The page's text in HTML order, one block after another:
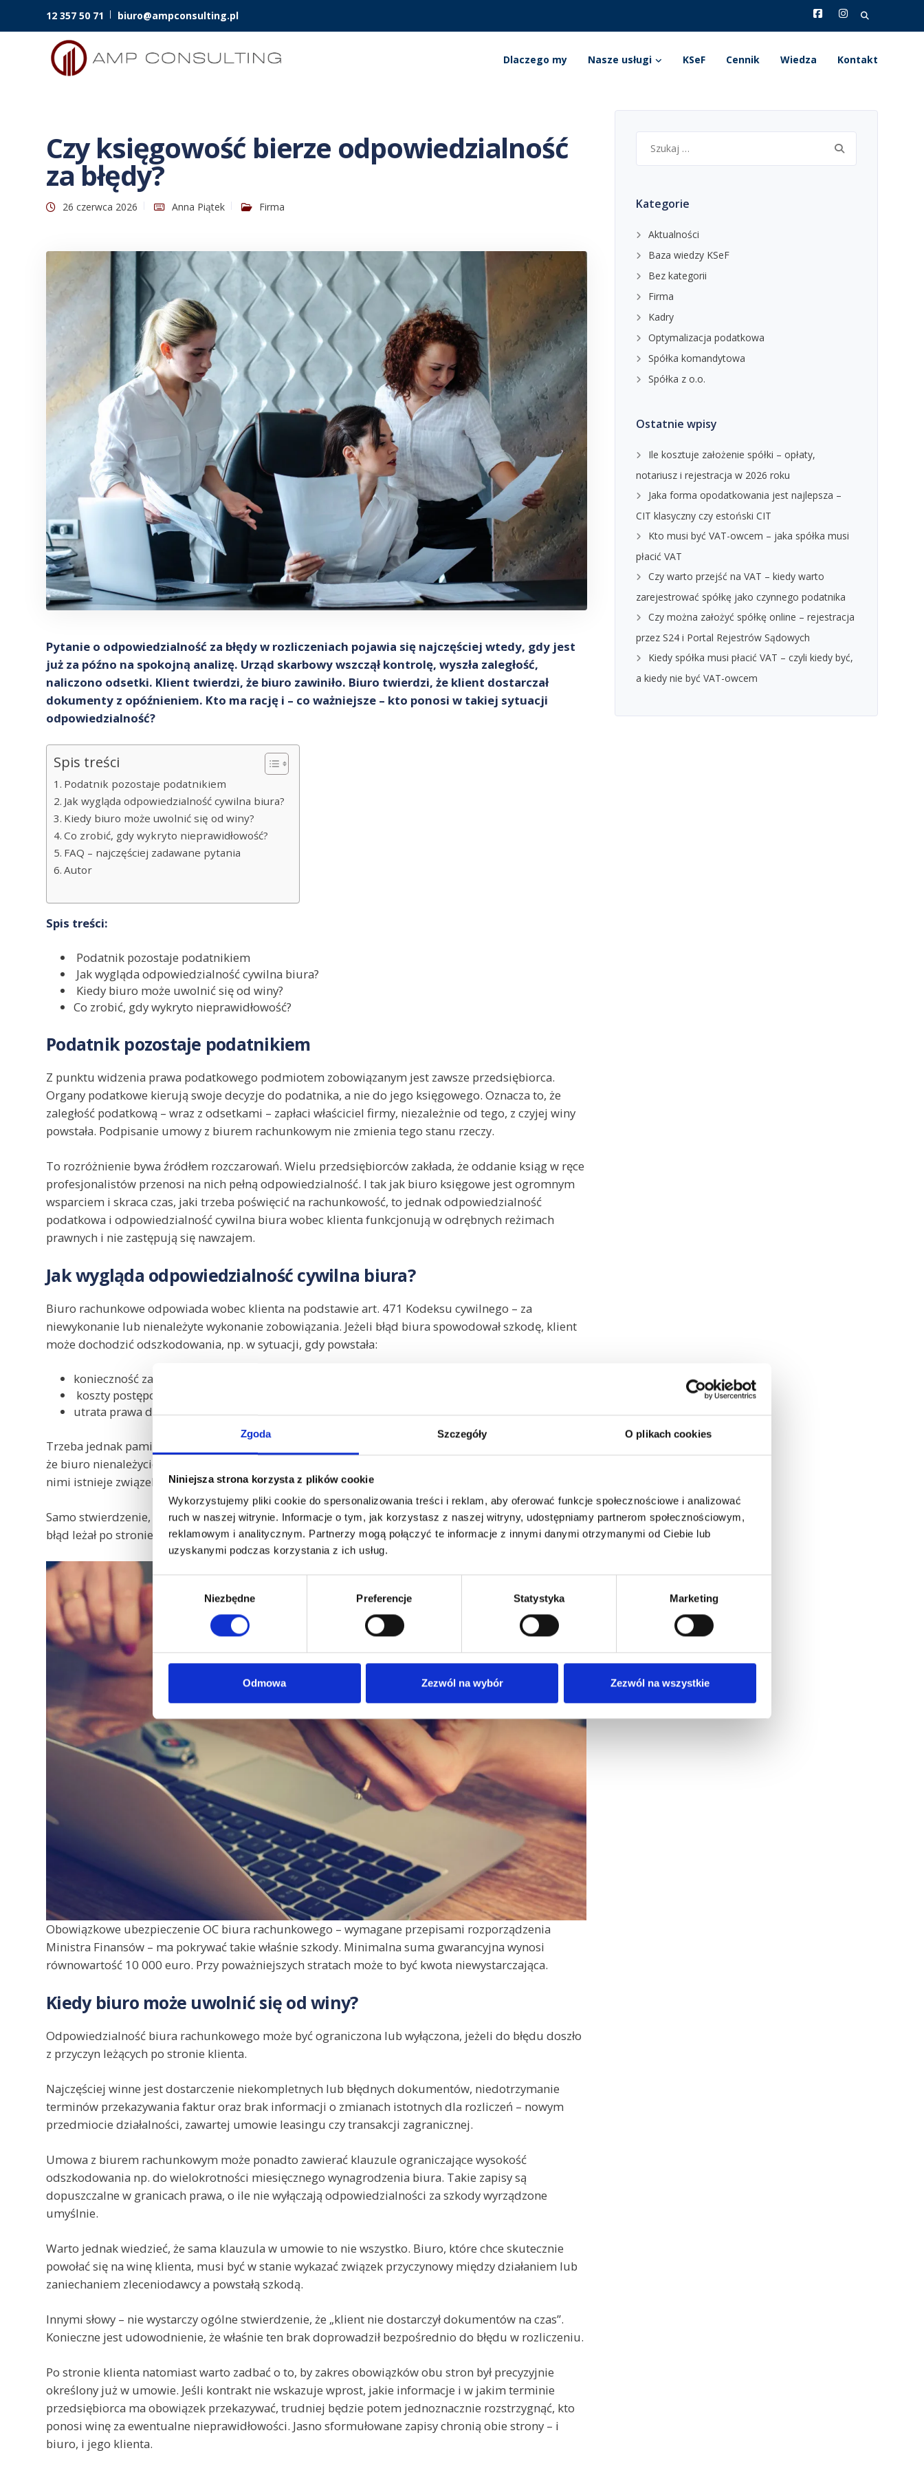
Zgoda Szczegóły O plikach cookies
Niniejsza strona korzysta z plików cookie
Wykorzystujemy pliki cookie do spersonalizowania treści i reklam, aby oferować funkcje społecznościowe i analizować
ruch w naszej witrynie. Informacje o tym, jak korzystasz z naszej witryny, udostępniamy partnerom społecznościowym,
reklamowym i analitycznym. Partnerzy mogą połączyć te informacje z innymi danymi otrzymanymi od Ciebie lub
uzyskanymi podczas korzystania z ich usług.
Wybór
zgody
Niezbędne Preferencje Statystyka Marketing
Odmowa Zezwól na wybór Zezwól na wszystkie
Search
12 357 50 71 biuro@ampconsulting.pl
Dlaczego my Nasze usługi KSeF Cennik Wiedza Kontakt
Czy księgowość bierze odpowiedzialność
za błędy?
26 czerwca 2026 Anna Piątek Firma
Pytanie o odpowiedzialność za błędy w rozliczeniach pojawia się najczęściej wtedy, gdy jest
już za późno na spokojną analizę. Urząd skarbowy wszczął kontrolę, wyszła zaległość,
naliczono odsetki. Klient twierdzi, że biuro zawiniło. Biuro twierdzi, że klient dostarczał
dokumenty z opóźnieniem. Kto ma rację i – co ważniejsze – kto ponosi w takiej sytuacji
odpowiedzialność?
Spis treści
Podatnik pozostaje podatnikiem
Jak wygląda odpowiedzialność cywilna biura?
Kiedy biuro może uwolnić się od winy?
Co zrobić, gdy wykryto nieprawidłowość?
FAQ – najczęściej zadawane pytania
Autor
Spis treści:
Podatnik pozostaje podatnikiem
Jak wygląda odpowiedzialność cywilna biura?
Kiedy biuro może uwolnić się od winy?
Co zrobić, gdy wykryto nieprawidłowość?
Podatnik pozostaje podatnikiem
Z punktu widzenia prawa podatkowego podmiotem zobowiązanym jest zawsze przedsiębiorca.
Organy podatkowe kierują swoje decyzje do podatnika, a nie do jego księgowego. Oznacza to, że
zaległość podatkową – wraz z odsetkami – zapłaci właściciel firmy, niezależnie od tego, z czyjej winy
powstała. Podpisanie umowy z biurem rachunkowym nie zmienia tego stanu rzeczy.
To rozróżnienie bywa źródłem rozczarowań. Wielu przedsiębiorców zakłada, że oddanie ksiąg w ręce
profesjonalistów przenosi na nich pełną odpowiedzialność. I tak jak biuro księgowe jest ogromnym
wsparciem i skraca czas, jaki trzeba poświęcić na rachunkowość, to jednak odpowiedzialność
podatkowa i odpowiedzialność cywilna biura wobec klienta funkcjonują w odrębnych reżimach
prawnych i nie zastępują się nawzajem.
Jak wygląda odpowiedzialność cywilna biura?
Biuro rachunkowe odpowiada wobec klienta na podstawie art. 471 Kodeksu cywilnego – za
niewykonanie lub nienależyte wykonanie zobowiązania. Jeżeli błąd biura spowodował szkodę, klient
może dochodzić odszkodowania, np. w sytuacji, gdy powstała:
konieczność zapłaty odsetek od zaległości podatkowej,
koszty postępowania kontrolnego,
utrata prawa do odliczenia VAT.
Trzeba jednak pamiętać o tym, żeby to roszczenie było skuteczne, konieczne jest wykazanie się tym,
że biuro nienależycie wykonało usługę, że doszło do konkretnej szkody majątkowej oraz że między
nimi istnieje związek przyczynowy.
Samo stwierdzenie, że deklaracja zawierała błąd, nie wystarcza – konieczne jest udowodnienie, że
błąd leżał po stronie biura, a nie po stronie klienta, który np. dostarczył błędne dane.
Obowiązkowe ubezpieczenie OC biura rachunkowego – wymagane przepisami rozporządzenia
Ministra Finansów – ma pokrywać takie właśnie szkody. Minimalna suma gwarancyjna wynosi
równowartość 10 000 euro. Przy poważniejszych stratach może to być kwota niewystarczająca.
Kiedy biuro może uwolnić się od winy?
Odpowiedzialność biura rachunkowego może być ograniczona lub wyłączona, jeżeli do błędu doszło
z przyczyn leżących po stronie klienta.
Najczęściej winne jest dostarczenie niekompletnych lub błędnych dokumentów, niedotrzymanie
terminów przekazywania faktur oraz brak informacji o zmianach istotnych dla rozliczeń – nowym
przedmiocie działalności, zawartej umowie leasingu czy transakcji zagranicznej.
Umowa z biurem rachunkowym może ponadto zawierać klauzule ograniczające wysokość
odszkodowania np. do wielokrotności miesięcznego wynagrodzenia biura. Takie zapisy są
dopuszczalne w granicach prawa, o ile nie wyłączają odpowiedzialności za szkody wyrządzone
umyślnie.
Warto jednak wiedzieć, że sama klauzula w umowie to nie wszystko. Biuro, które chce skutecznie
powołać się na winę klienta, musi być w stanie wykazać związek przyczynowy między działaniem lub
zaniechaniem zleceniodawcy a powstałą szkodą.
Innymi słowy – nie wystarczy ogólne stwierdzenie, że „klient nie dostarczył dokumentów na czas”.
Konieczne jest udowodnienie, że właśnie ten brak doprowadził bezpośrednio do błędu w rozliczeniu.
Po stronie klienta natomiast warto zadbać o to, by zakres obowiązków obu stron był precyzyjnie
określony już w umowie. Jeśli kontrakt nie wskazuje wprost, jakie informacje i w jakim terminie
przedsiębiorca ma obowiązek przekazywać, trudniej będzie potem jednoznacznie rozstrzygnąć, kto
ponosi winę za ewentualne nieprawidłowości. Jasno sformułowane zapisy chronią obie strony – i
biuro, i jego klienta.
Kategorie
Aktualności
Baza wiedzy KSeF
Bez kategorii
Firma
Kadry
Optymalizacja podatkowa
Spółka komandytowa
Spółka z o.o.
Ostatnie wpisy
Ile kosztuje założenie spółki – opłaty,
notariusz i rejestracja w 2026 roku
Jaka forma opodatkowania jest najlepsza –
CIT klasyczny czy estoński CIT
Kto musi być VAT-owcem – jaka spółka musi
płacić VAT
Czy warto przejść na VAT – kiedy warto
zarejestrować spółkę jako czynnego podatnika
Czy można założyć spółkę online – rejestracja
przez S24 i Portal Rejestrów Sądowych
Kiedy spółka musi płacić VAT – czyli kiedy być,
a kiedy nie być VAT-owcem